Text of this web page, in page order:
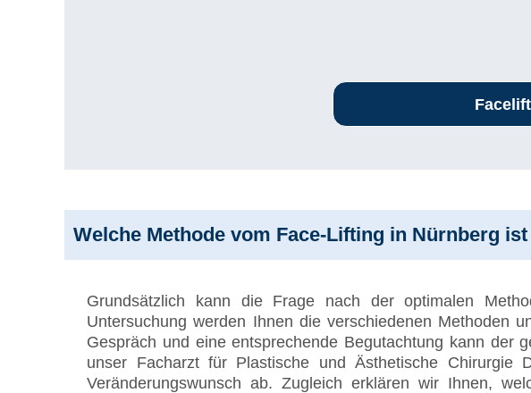
Welche Methode vom Face-Lifting in Nürnberg
Grundsätzlich kann die Frage nach der optimalen
Untersuchung werden Ihnen die verschiedenen Methoden
Gespräch und eine entsprechende Begutachtung kann der
unser Facharzt für Plastische und Ästhetische
Veränderungswunsch ab. Zugleich erklären wir Ihnen,